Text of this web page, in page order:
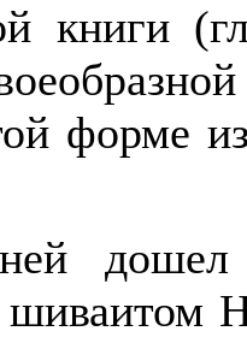
книги
форме
шиваитом